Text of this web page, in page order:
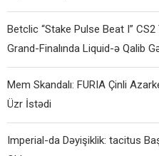
Betclic “Stake Pulse Beat I” CS2
Grand-Finalında Liquid-ə Qalib
Mem Skandalı: FURIA Çinli
Üzr İstədi
Imperial-da Dəyişiklik: tacitus